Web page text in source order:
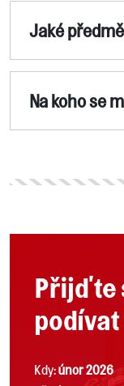
Jaké
Na koho se
Přijďte
podívat
Kdy:únor 2026